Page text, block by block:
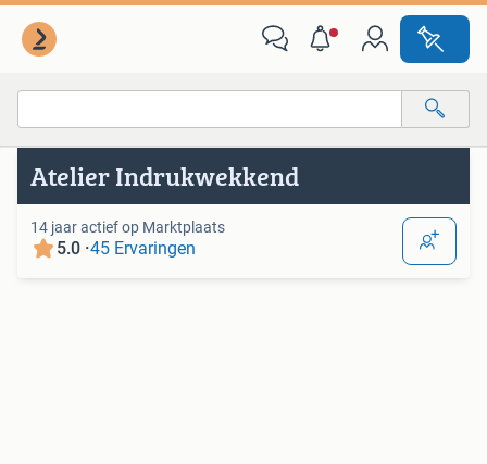
Alle afstanden…
Van deze adverteerder
Atelier Indrukwekkend
14 jaar actief op Marktplaats
5.0 ·45 Ervaringen